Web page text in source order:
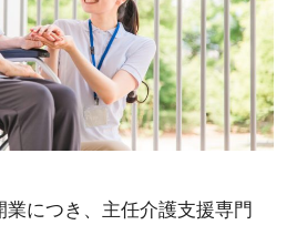
につき、主任介護支援専門